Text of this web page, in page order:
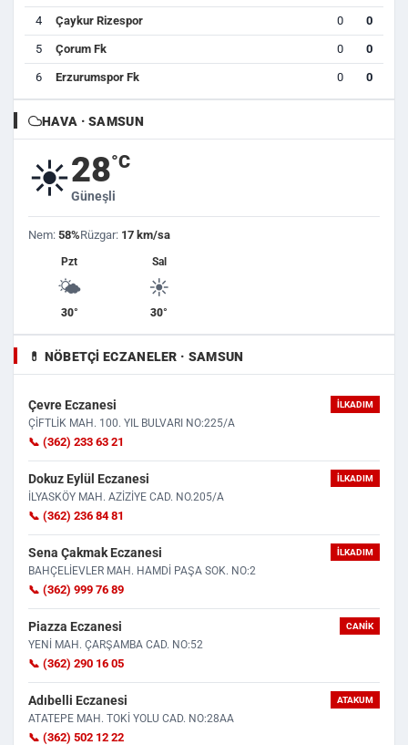
4 Çaykur Rizespor 0 0
5 Çorum Fk 0 0
6 Erzurumspor Fk 0 0
HAVA · SAMSUN
☀️28°C
Güneşli
Nem: 58%Rüzgar: 17 km/sa
Pzt
🌤️
30°
Sal
☀️
30°
💊 NÖBETÇI ECZANELER · SAMSUN
Çevre Eczanesi İLKADIM
ÇİFTLİK MAH. 100. YIL BULVARI NO:225/A
📞 (362) 233 63 21
Dokuz Eylül Eczanesi İLKADIM
İLYASKÖY MAH. AZİZİYE CAD. NO.205/A
📞 (362) 236 84 81
Sena Çakmak Eczanesi İLKADIM
BAHÇELİEVLER MAH. HAMDİ PAŞA SOK. NO:2
📞 (362) 999 76 89
Piazza Eczanesi CANIK
YENİ MAH. ÇARŞAMBA CAD. NO:52
📞 (362) 290 16 05
Adıbelli Eczanesi ATAKUM
ATATEPE MAH. TOKİ YOLU CAD. NO:28AA
📞 (362) 502 12 22